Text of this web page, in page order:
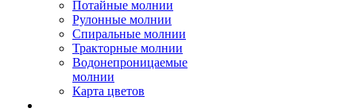
Потайные молнии
Рулонные молнии
Спиральные молнии
Тракторные молнии
Водонепроницаемые
молнии
Карта цветов